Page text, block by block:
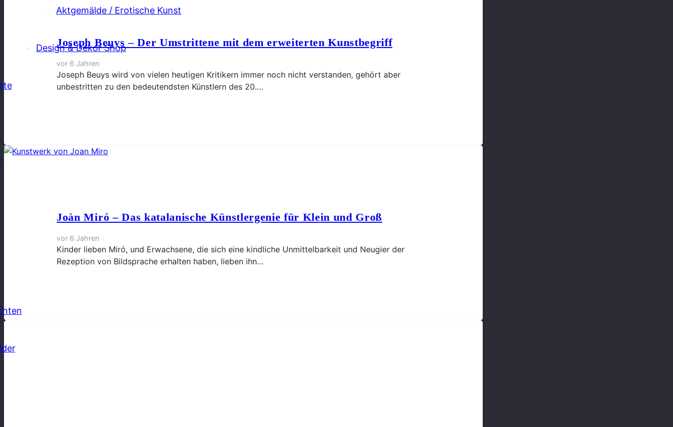
Aktgemälde / Erotische Kunst
Design & Dekor Shop
Joseph Beuys – Der Umstrittene mit dem erweiterten Kunstbegriff
vor 6 Jahren
Joseph Beuys wird von vielen heutigen Kritikern immer noch nicht verstanden, gehört aber
unbestritten zu den bedeutendsten Künstlern des 20.…
Joàn Miró – Das katalanische Künstlergenie für Klein und Groß
vor 6 Jahren
Kinder lieben Miró, und Erwachsene, die sich eine kindliche Unmittelbarkeit und Neugier der
Rezeption von Bildsprache erhalten haben, lieben ihn…